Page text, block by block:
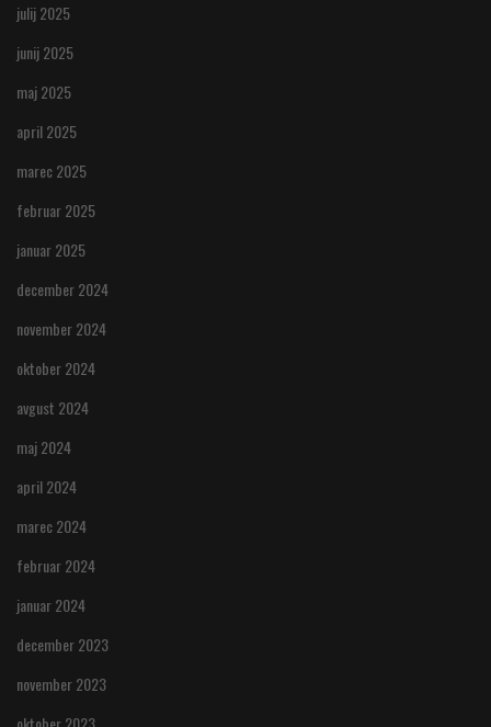
julij 2025
junij 2025
maj 2025
april 2025
marec 2025
februar 2025
januar 2025
december 2024
november 2024
oktober 2024
avgust 2024
maj 2024
april 2024
marec 2024
februar 2024
januar 2024
december 2023
november 2023